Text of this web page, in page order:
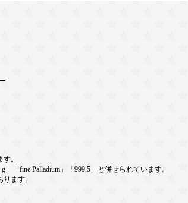
。
「fine Palladium」「999,5」と併せられています。
ます。